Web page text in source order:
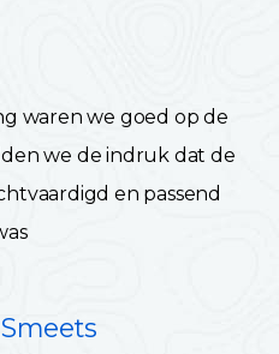
waren we goed op de
we de indruk dat de
en passend